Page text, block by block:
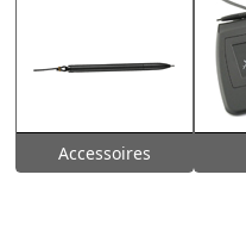
Accessoires